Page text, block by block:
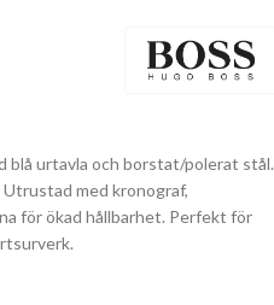
blå urtavla och borstat/polerat stål.
med kronograf,
för ökad hållbarhet. Perfekt för